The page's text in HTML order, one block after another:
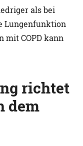
als bei
Lungenfunktion
mit COPD kann
richtet
dem